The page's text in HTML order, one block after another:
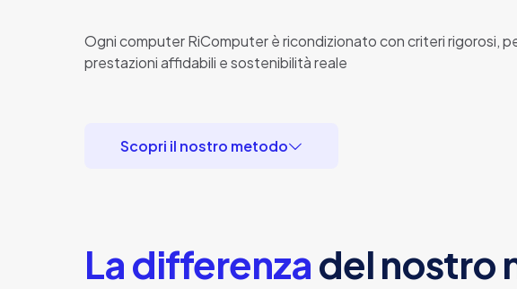
Ogni computer RiComputer è ricondizionato con criteri rigorosi,
prestazioni affidabili e sostenibilità reale
Scopri il nostro metodo
La differenzadel nostro